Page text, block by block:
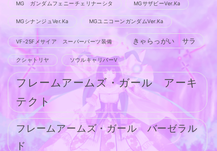
MG ガンダムフェニーチェリナーシタ MGサザビーVer.Ka
MGシナンジュVer.Ka MGユニコーンガンダムVer.Ka
VF-25Fメサイア スーパーパーツ装備 きゃらっがい サラ
クシャトリヤ ソウルキャリバーV
フレームアームズ・ガール アーキ
テクト
フレームアームズ・ガール バーゼラル
ド